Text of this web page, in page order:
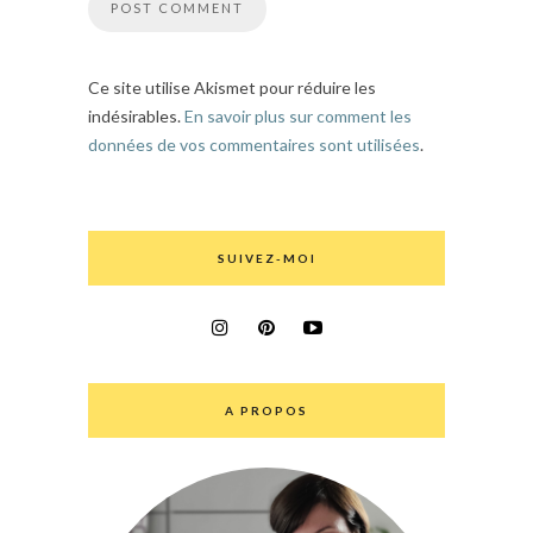
Ce site utilise Akismet pour réduire les
indésirables.En savoir plus sur comment les
données de vos commentaires sont utilisées.
SUIVEZ-MOI
A PROPOS